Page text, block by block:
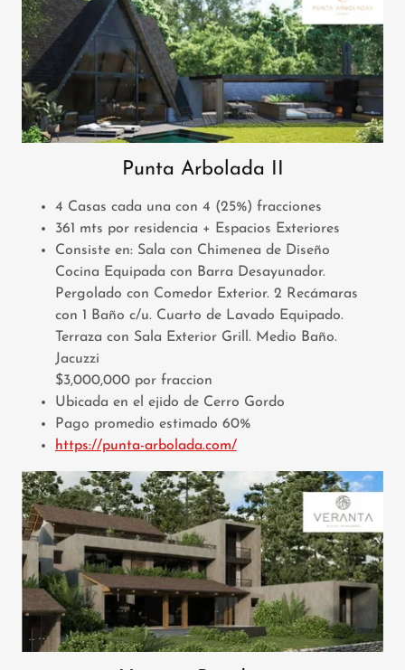
Punta Arbolada II
4 Casas cada una con 4 (25%) fracciones
361 mts por residencia + Espacios Exteriores
Consiste en: Sala con Chimenea de Diseño
Cocina Equipada con Barra Desayunador.
Pergolado con Comedor Exterior. 2 Recámaras
con 1 Baño c/u. Cuarto de Lavado Equipado.
Terraza con Sala Exterior Grill. Medio Baño.
Jacuzzi
$3,000,000 por fraccion
Ubicada en el ejido de Cerro Gordo
Pago promedio estimado 60%
https://punta-arbolada.com/